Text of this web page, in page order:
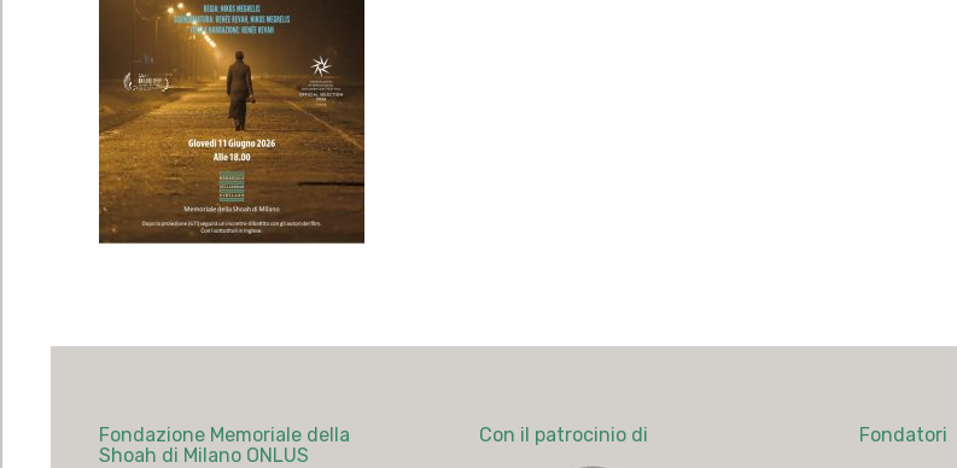
Fondazione Memoriale della
Shoah di Milano ONLUS
Con il patrocinio di Fondatori